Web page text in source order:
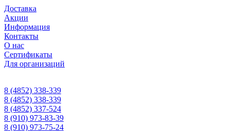
Доставка
Акции
Информация
Контакты
О нас
Сертификаты
Для организаций
8 (4852) 338-339
8 (4852) 338-339
8 (4852) 337-524
8 (910) 973-83-39
8 (910) 973-75-24